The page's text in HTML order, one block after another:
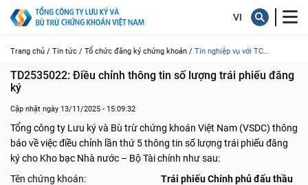
Trang chủ / Tin tức / Tổ chức đăng ký chứng khoán / Tin nghiệp vụ với TC...
TD2535022: Điều chỉnh thông tin số lượng trái phiếu đăng
ký
Cập nhật ngày 13/11/2025 - 15:09:32
Tổng công ty Lưu ký và Bù trừ chứng khoán Việt Nam (VSDC) thông
báo về việc điều chỉnh lần thứ 5 thông tin số lượng trái phiếu đăng
ký cho Kho bạc Nhà nước – Bộ Tài chính như sau:
Tên chứng khoán:
Trái phiếu Chính phủ đấu thầu